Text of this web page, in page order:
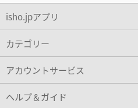
isho.jpアプリ
カテゴリー
アカウントサービス
ヘルプ＆ガイド